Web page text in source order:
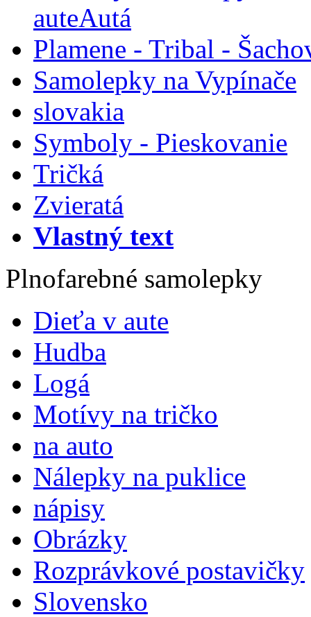
auteAutá
Plamene - Tribal -
Samolepky na Vypínače
slovakia
Symboly - Pieskovanie
Tričká
Zvieratá
Vlastný text
Plnofarebné samolepky
Dieťa v aute
Hudba
Logá
Motívy na tričko
na auto
Nálepky na puklice
nápisy
Obrázky
Rozprávkové postavičky
Slovensko